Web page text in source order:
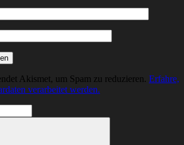
Akismet, um Spam zu reduzieren. Erfahre,
verarbeitet werden.